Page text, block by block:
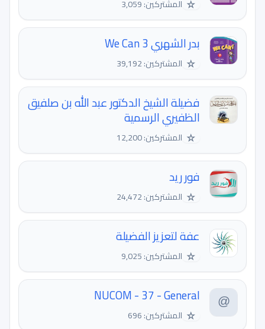
☆ المشتركين: 3,059
بدر الشهري 3 We Can
☆ المشتركين: 39,192
فضيلة الشيخ الدكتور عبد الله بن صلفيق
الظفيري الرسمية
☆ المشتركين: 12,200
فور ريد
☆ المشتركين: 24,472
عفة لتعزيز الفضيلة
☆ المشتركين: 9,025
NUCOM - 37 - General
☆ المشتركين: 696